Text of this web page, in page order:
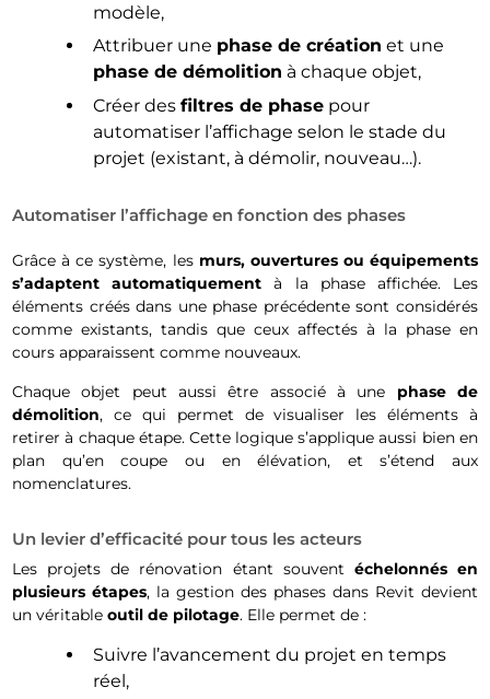
modèle,
Attribuer une phase de création et une
phase de démolition à chaque objet,
Créer des filtres de phasepour
automatiser l’affichage selon le stade du
projet (existant, à démolir, nouveau…).
Automatiser l’affichage en fonction des phases
Grâce à ce système, les murs, ouvertures ou équipements
s’adaptent automatiquement à la phase affichée. Les
éléments créés dans une phase précédente sont considérés
comme existants, tandis que ceux affectés à la phase en
cours apparaissent comme nouveaux.
Chaque objet peut aussi être associé à une phase de
démolition, ce qui permet de visualiser les éléments à
retirer à chaque étape. Cette logique s’applique aussi bien en
plan qu’en coupe ou en élévation, et s’étend aux
nomenclatures.
Un levier d’efficacité pour tous les acteurs
Les projets de rénovation étant souvent échelonnés en
plusieurs étapes, la gestion des phases dans Revit devient
un véritableoutil de pilotage. Elle permet de :
Suivre l’avancement du projet en temps
réel,